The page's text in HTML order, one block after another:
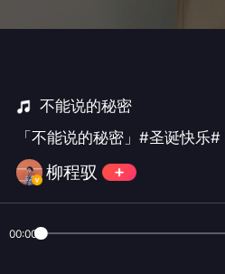
不能说的秘密
「不能说的秘密」#圣诞快乐#
柳程驭
00:00